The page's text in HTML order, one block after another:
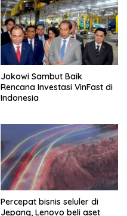
Jokowi Sambut Baik
Rencana Investasi VinFast di
Indonesia
Percepat bisnis seluler di
Jepang, Lenovo beli aset